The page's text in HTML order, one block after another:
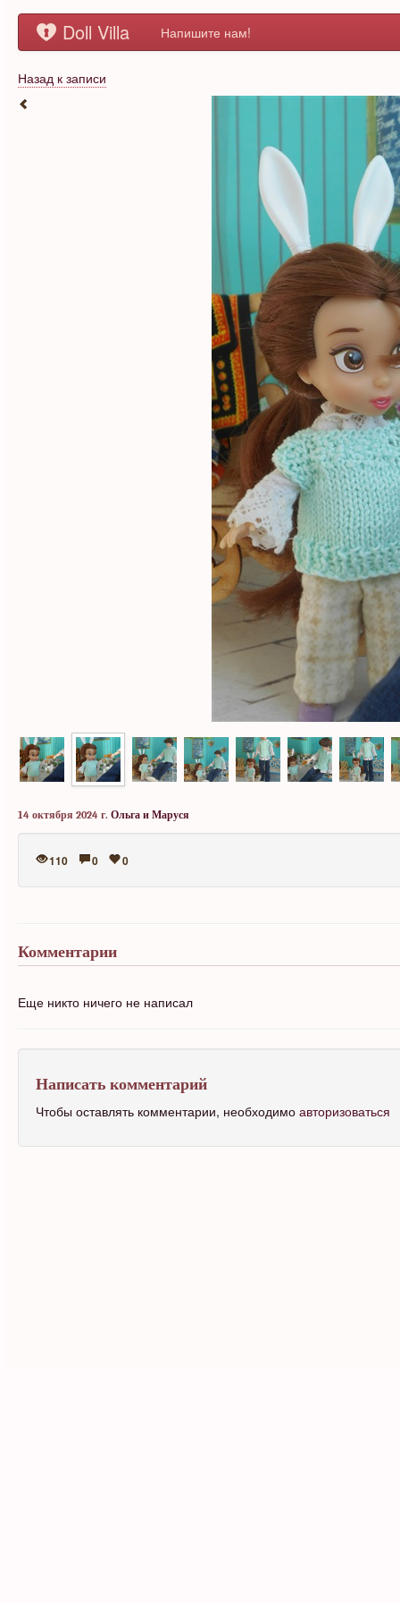
Doll Villa Напишите нам!
Назад к записи
14 октября 2024 г. Ольга и Маруся
110 0 0
Комментарии
Еще никто ничего не написал
Написать комментарий
Чтобы оставлять комментарии, необходимо авторизоваться